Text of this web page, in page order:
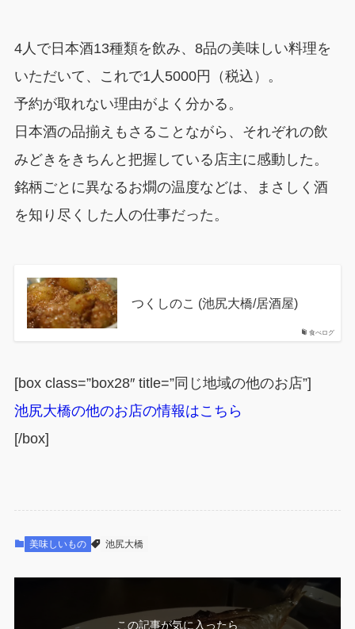
4人で日本酒13種類を飲み、8品の美味しい料理を
いただいて、これで1人5000円（税込）。
予約が取れない理由がよく分かる。
日本酒の品揃えもさることながら、それぞれの飲
みどきをきちんと把握している店主に感動した。
銘柄ごとに異なるお燗の温度などは、まさしく酒
を知り尽くした人の仕事だった。
食べログ
つくしのこ (池尻大橋/居酒屋)
[box class=”box28″ title=”同じ地域の他のお店”]
池尻大橋の他のお店の情報はこちら
[/box]
美味しいもの 池尻大橋
この記事が気に入ったら